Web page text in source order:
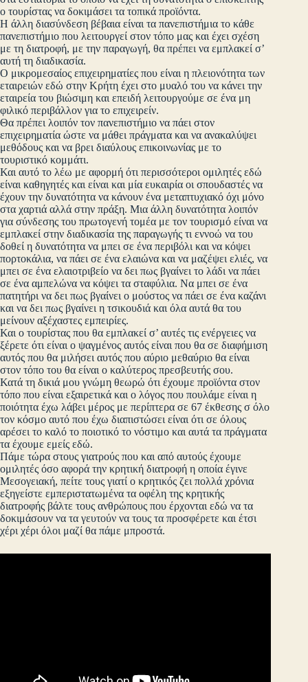
ο τουρίστας να δοκιμάσει τα τοπικά προϊόντα.
Η άλλη διασύνδεση βέβαια είναι τα πανεπιστήμια το κάθε
πανεπιστήμιο που λειτουργεί στον τόπο μας και έχει σχέση
με τη διατροφή, με την παραγωγή, θα πρέπει να εμπλακεί σ’
αυτή τη διαδικασία.
Ο μικρομεσαίος επιχειρηματίες που είναι η πλειονότητα των
εταιρειών εδώ στην Κρήτη έχει στο μυαλό του να κάνει την
εταιρεία του βιώσιμη και επειδή λειτουργούμε σε ένα μη
φιλικό περιβάλλον για το επιχειρείν.
Θα πρέπει λοιπόν τον πανεπιστήμιο να πάει στον
επιχειρηματία ώστε να μάθει πράγματα και να ανακαλύψει
μεθόδους και να βρει διαύλους επικοινωνίας με το
τουριστικό κομμάτι.
Και αυτό το λέω με αφορμή ότι περισσότεροι ομιλητές εδώ
είναι καθηγητές και είναι και μία ευκαιρία οι σπουδαστές να
έχουν την δυνατότητα να κάνουν ένα μεταπτυχιακό όχι μόνο
στα χαρτιά αλλά στην πράξη. Μια άλλη δυνατότητα λοιπόν
για σύνδεσης του πρωτογενή τομέα με τον τουρισμό είναι να
εμπλακεί στην διαδικασία της παραγωγής τι εννοώ να του
δοθεί η δυνατότητα να μπει σε ένα περιβόλι και να κόψει
πορτοκάλια, να πάει σε ένα ελαιώνα και να μαζέψει ελιές, να
μπει σε ένα ελαιοτριβείο να δει πως βγαίνει το λάδι να πάει
σε ένα αμπελώνα να κόψει τα σταφύλια. Να μπει σε ένα
πατητήρι να δει πως βγαίνει ο μούστος να πάει σε ένα καζάνι
και να δει πως βγαίνει η τσικουδιά και όλα αυτά θα του
μείνουν αξέχαστες εμπειρίες.
Και ο τουρίστας που θα εμπλακεί σ’ αυτές τις ενέργειες να
ξέρετε ότι είναι ο ψαγμένος αυτός είναι που θα σε διαφήμιση
αυτός που θα μιλήσει αυτός που αύριο μεθαύριο θα είναι
στον τόπο του θα είναι ο καλύτερος πρεσβευτής σου.
Κατά τη δικιά μου γνώμη θεωρώ ότι έχουμε προϊόντα στον
τόπο που είναι εξαιρετικά και ο λόγος που πουλάμε είναι η
ποιότητα έχω λάβει μέρος με περίπτερα σε 67 έκθεσης σ όλο
τον κόσμο αυτό που έχω διαπιστώσει είναι ότι σε όλους
αρέσει το καλό το ποιοτικό το νόστιμο και αυτά τα πράγματα
τα έχουμε εμείς εδώ.
Πάμε τώρα στους γιατρούς που και από αυτούς έχουμε
ομιλητές όσο αφορά την κρητική διατροφή η οποία έγινε
Μεσογειακή, πείτε τους γιατί ο κρητικός ζει πολλά χρόνια
εξηγείστε εμπεριστατωμένα τα οφέλη της κρητικής
διατροφής βάλτε τους ανθρώπους που έρχονται εδώ να τα
δοκιμάσουν να τα γευτούν να τους τα προσφέρετε και έτσι
χέρι χέρι όλοι μαζί θα πάμε μπροστά.